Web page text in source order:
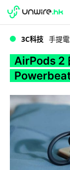
WWDC 2026
3C科技 手提
AirPods 2